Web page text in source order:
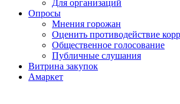
Для организаций
Опросы
Мнения горожан
Оценить противодействие
Общественное голосование
Публичные слушания
Витрина закупок
Амаркет